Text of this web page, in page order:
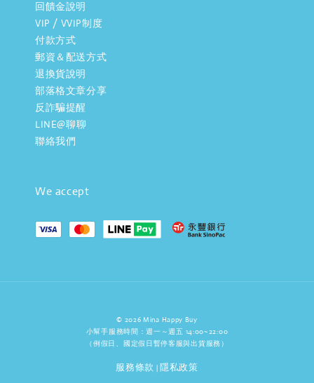
回饋金說明
VIP / VVIP制度
付款方式
郵資＆配送方式
退換貨說明
部落格文章分享
反詐騙提醒
LINE@聊聊
聯絡我們
We accept
© 2026 Mina Happy Buy
小幫手服務時間：週一～週五 14:00~22:00
（例假日、國定假日暫停客服與出貨服務）
服務條款 | 隱私政策